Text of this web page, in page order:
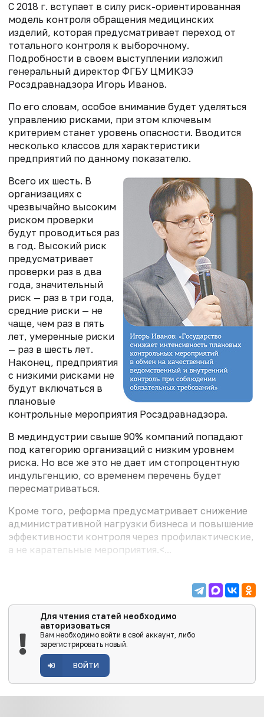
С 2018 г. вступает в силу риск-ориентированная
модель контроля обращения медицинских
изделий, которая предусматривает переход от
тотального контроля к выборочному.
Подробности в своем выступлении изложил
генеральный директор ФГБУ ЦМИКЭЭ
Росздравнадзора Игорь Иванов.
По его словам, особое внимание будет уделяться
управлению рисками, при этом ключевым
критерием станет уровень опасности. Вводится
несколько классов для характеристики
предприятий по данному показателю.
Всего их шесть. В
организациях с
чрезвычайно высоким
риском проверки
будут проводиться раз
в год. Высокий риск
предусматривает
проверки раз в два
года, значительный
риск — раз в три года,
средние риски — не
чаще, чем раз в пять
лет, умеренные риски
— раз в шесть лет.
Наконец, предприятия
с низкими рисками не
будут включаться в
плановые
контрольные мероприятия Росздравнадзора.
В мединдустрии свыше 90% компаний попадают
под категорию организаций с низким уровнем
риска. Но все же это не дает им стопроцентную
индульгенцию, со временем перечень будет
пересматриваться.
Кроме того, реформа предусматривает снижение
административной нагрузки бизнеса и повышение
эффективности контроля через профилактические,
а не карательные мероприятия.<...
Для чтения статей необходимо
авторизоваться
Вам необходимо войти в свой аккаунт, либо
зарегистрировать новый.
ВОЙТИ